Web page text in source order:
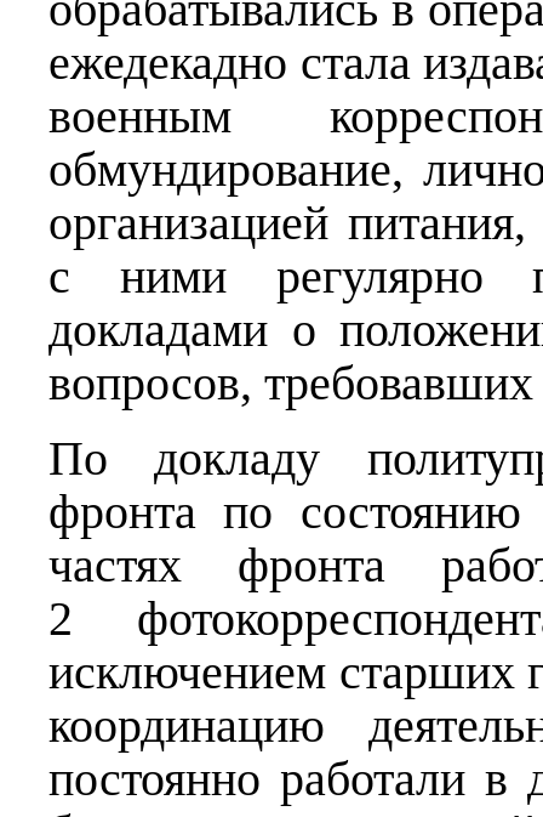
ежедекадно стала
военным
обмундирование,
организацией
с ними регулярно
докладами о
вопросов,
По докладу
фронта по
частях фронта
2
исключением старших
координацию
постоянно работали в